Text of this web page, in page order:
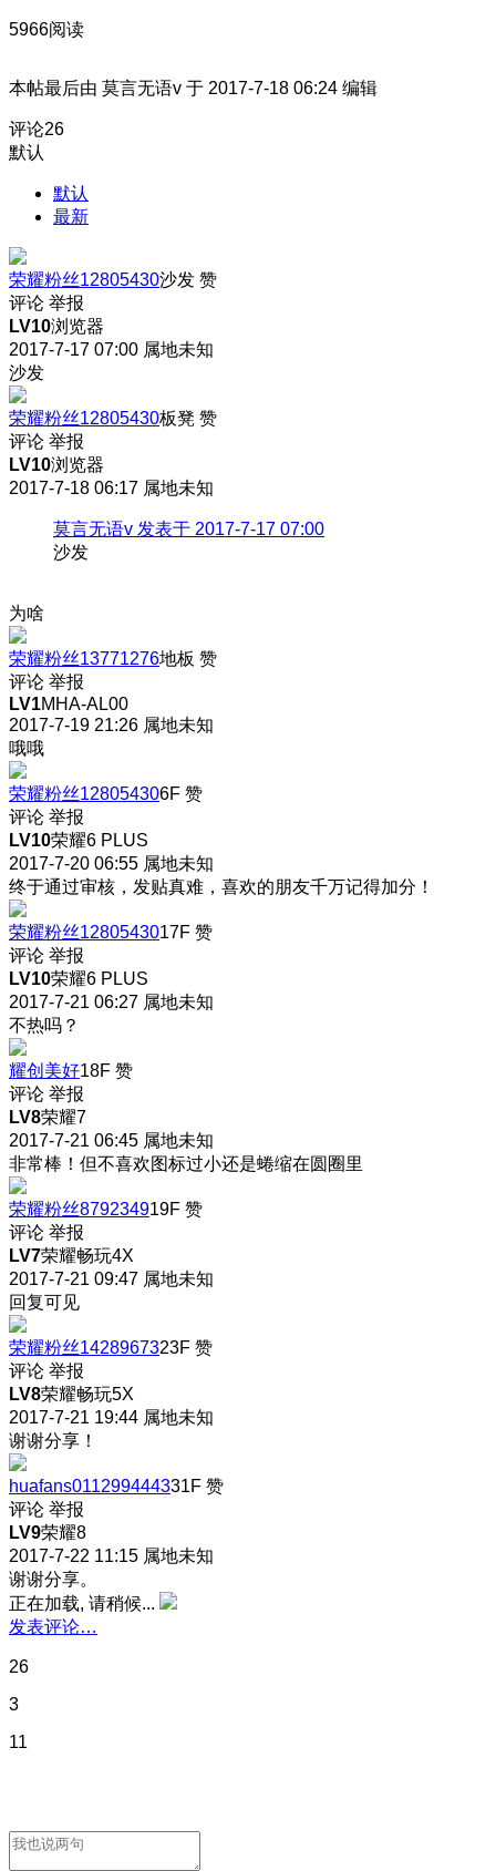
5966阅读
本帖最后由 莫言无语v 于 2017-7-18 06:24 编辑
评论26
默认
默认
最新
荣耀粉丝12805430沙发 赞
评论 举报
LV10浏览器
2017-7-17 07:00 属地未知
沙发
荣耀粉丝12805430板凳 赞
评论 举报
LV10浏览器
2017-7-18 06:17 属地未知
莫言无语v 发表于 2017-7-17 07:00
沙发
为啥
荣耀粉丝13771276地板 赞
评论 举报
LV1MHA-AL00
2017-7-19 21:26 属地未知
哦哦
荣耀粉丝128054306F 赞
评论 举报
LV10荣耀6 PLUS
2017-7-20 06:55 属地未知
终于通过审核，发贴真难，喜欢的朋友千万记得加分！
荣耀粉丝1280543017F 赞
评论 举报
LV10荣耀6 PLUS
2017-7-21 06:27 属地未知
不热吗？
耀创美好18F 赞
评论 举报
LV8荣耀7
2017-7-21 06:45 属地未知
非常棒！但不喜欢图标过小还是蜷缩在圆圈里
荣耀粉丝879234919F 赞
评论 举报
LV7荣耀畅玩4X
2017-7-21 09:47 属地未知
回复可见
荣耀粉丝1428967323F 赞
评论 举报
LV8荣耀畅玩5X
2017-7-21 19:44 属地未知
谢谢分享！
huafans011299444331F 赞
评论 举报
LV9荣耀8
2017-7-22 11:15 属地未知
谢谢分享。
正在加载, 请稍候...
发表评论…
26
3
11